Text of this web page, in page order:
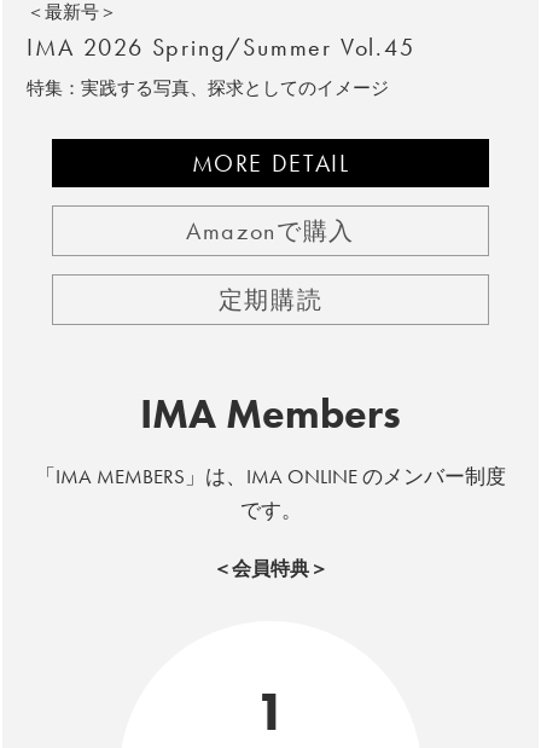
＜最新号＞
IMA 2026 Spring/Summer Vol.45
特集：実践する写真、探求としてのイメージ
MORE DETAIL
Amazonで購入
定期購読
IMA Members
「IMA MEMBERS」は、IMA ONLINE のメンバー制度
です。
＜会員特典＞
1